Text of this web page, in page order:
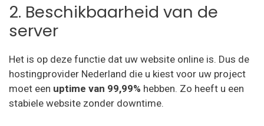
2. Beschikbaarheid van de
server
Het is op deze functie dat uw website online is. Dus de
hostingprovider Nederland die u kiest voor uw project
moet een uptime van 99,99% hebben. Zo heeft u een
stabiele website zonder downtime.